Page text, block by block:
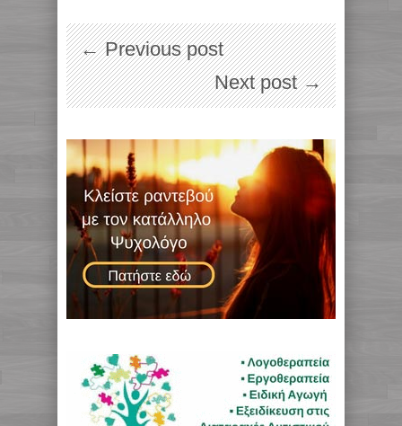
← Previous post
Next post →